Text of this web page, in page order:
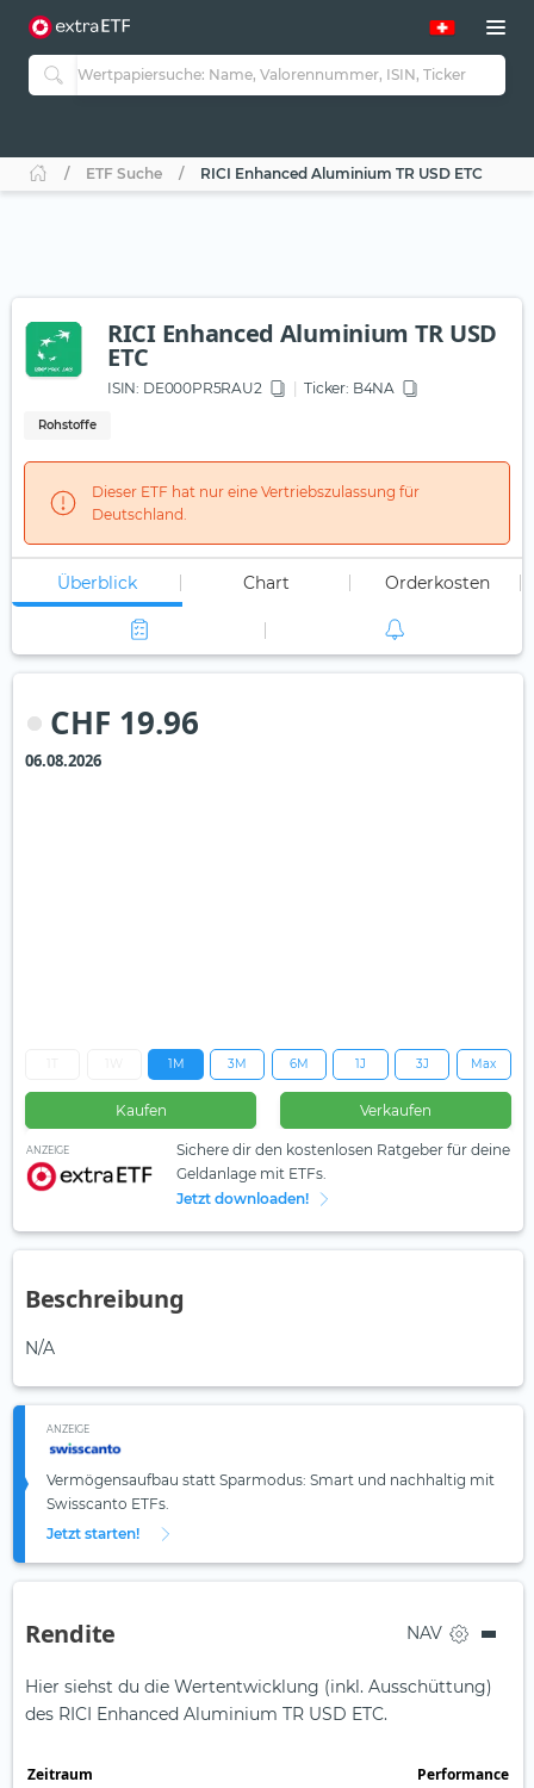
ETF Suche RICI Enhanced Aluminium TR USD ETC
RICI Enhanced Aluminium TR USD
ETC
ISIN: DE000PR5RAU2 Ticker: B4NA
Rohstoffe
Dieser ETF hat nur eine Vertriebszulassung für
Deutschland.
Überblick Chart Orderkosten
CHF 19.96
06.08.2026
1M 3M 6M 1J 3J Max
Kaufen Verkaufen
ANZEIGE
Sichere dir den kostenlosen Ratgeber für deine
Geldanlage mit ETFs.
Jetzt downloaden!
Beschreibung
N/A
ANZEIGE
Vermögensaufbau statt Sparmodus: Smart und nachhaltig mit
Swisscanto ETFs.
Jetzt starten!
Rendite NAV
Hier siehst du die Wertentwicklung (inkl. Ausschüttung)
des RICI Enhanced Aluminium TR USD ETC.
Zeit­raum Perfor­mance